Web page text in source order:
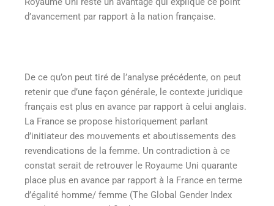
d’avancement par rapport à la nation française.
De ce qu’on peut tiré de l’analyse précédente, on peut
retenir que d’une façon générale, le contexte juridique
français est plus en avance par rapport à celui anglais.
La France se propose historiquement parlant
d’initiateur des mouvements et aboutissements des
revendications de la femme. Un contradiction à ce
constat serait de retrouver le Royaume Uni quarante
place plus en avance par rapport à la France en terme
d’égalité homme/ femme (The Global Gender Index